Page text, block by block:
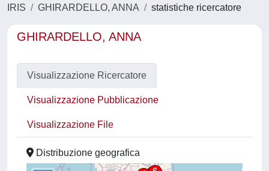
IRIS GHIRARDELLO, ANNA statistiche ricercatore
GHIRARDELLO, ANNA
Visualizzazione Ricercatore
Visualizzazione Pubblicazione
Visualizzazione File
Distribuzione geografica